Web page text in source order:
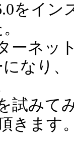
をイン
ーネッ
なり、
試みて
きます